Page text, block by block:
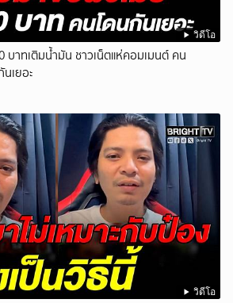
วิดีโอ
บาทเติมน้ำมัน ชาวเน็ตแห่คอมเมนต์ คน
เยอะ
วิดีโอ